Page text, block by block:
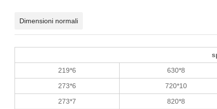
Dimensioni normali
219*6
630*8
273*6
720*10
273*7
820*8